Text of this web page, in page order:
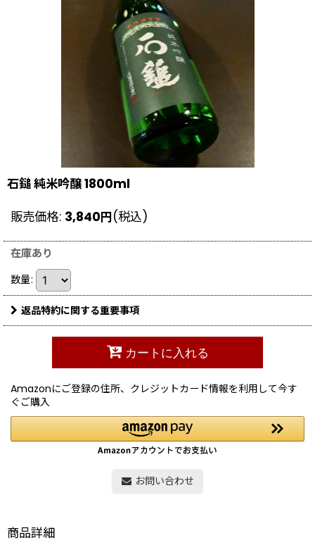
石鎚 純米吟醸 1800ml
販売価格: 3,840円(税込)
在庫あり
数量:
返品特約に関する重要事項
カートに入れる
Amazonにご登録の住所、クレジットカード情報を利用して今す
ぐご購入
お問い合わせ
商品詳細